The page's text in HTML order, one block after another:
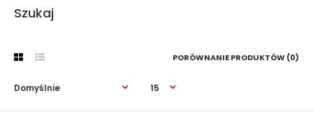
Szukaj
PORÓWNANIE PRODUKTÓW (0)